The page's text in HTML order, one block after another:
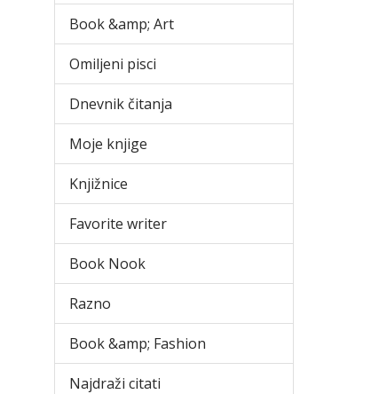
Book &amp; Art
Omiljeni pisci
Dnevnik čitanja
Moje knjige
Knjižnice
Favorite writer
Book Nook
Razno
Book &amp; Fashion
Najdraži citati